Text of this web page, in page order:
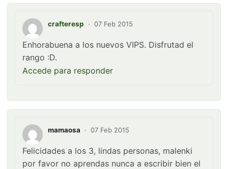
crafteresp · 07 Feb 2015
Enhorabuena a los nuevos VIPS. Disfrutad el
rango :D.
Accede para responder
mamaosa · 07 Feb 2015
Felicidades a los 3, lindas personas, malenki
por favor no aprendas nunca a escribir bien el